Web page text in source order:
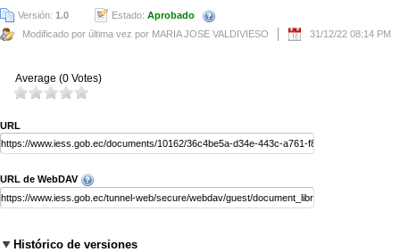
Versión: 1.0 Estado: Aprobado
Modificado por última vez por MARIA JOSE VALDIVIESO
31/12/22 08:14 PM
Average (0 Votes)
URL
URL de WebDAV
Histórico de versiones